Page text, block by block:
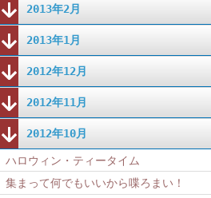
2013年2月
2013年1月
2012年12月
2012年11月
2012年10月
ハロウィン・ティータイム
集まって何でもいいから喋ろまい！